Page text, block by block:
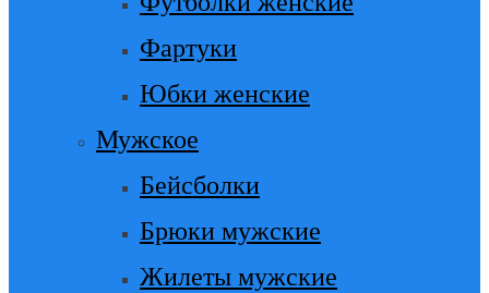
Фартуки
Юбки женские
Мужское
Бейсболки
Брюки мужские
Жилеты мужские